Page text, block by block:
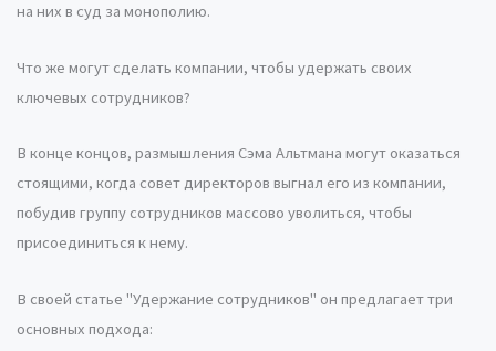
на них в суд за монополию.
Что же могут сделать компании, чтобы удержать своих
ключевых сотрудников?
В конце концов, размышления Сэма Альтмана могут оказаться
стоящими, когда совет директоров выгнал его из компании,
побудив группу сотрудников массово уволиться, чтобы
присоединиться к нему.
В своей статье "Удержание сотрудников" он предлагает три
основных подхода: